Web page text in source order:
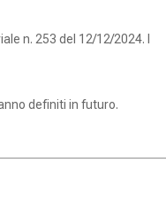
n. 253 del 12/12/2024. I
definiti in futuro.